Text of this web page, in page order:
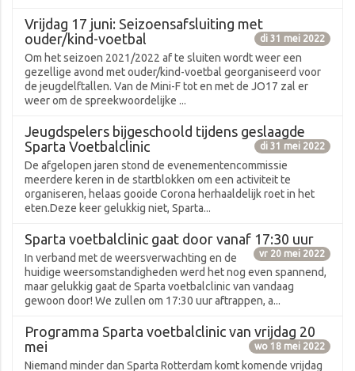
Vrijdag 17 juni: Seizoensafsluiting met
ouder/kind-voetbal
di 31 mei 2022
Om het seizoen 2021/2022 af te sluiten wordt weer een
gezellige avond met ouder/kind-voetbal georganiseerd voor
de jeugdelftallen. Van de Mini-F tot en met de JO17 zal er
weer om de spreekwoordelijke ...
Jeugdspelers bijgeschoold tijdens geslaagde
Sparta Voetbalclinic
di 31 mei 2022
De afgelopen jaren stond de evenementencommissie
meerdere keren in de startblokken om een activiteit te
organiseren, helaas gooide Corona herhaaldelijk roet in het
eten.Deze keer gelukkig niet, Sparta...
Sparta voetbalclinic gaat door vanaf 17:30 uur
vr 20 mei 2022
In verband met de weersverwachting en de
huidige weersomstandigheden werd het nog even spannend,
maar gelukkig gaat de Sparta voetbalclinic van vandaag
gewoon door! We zullen om 17:30 uur aftrappen, a...
Programma Sparta voetbalclinic van vrijdag 20
mei
wo 18 mei 2022
Niemand minder dan Sparta Rotterdam komt komende vrijdag